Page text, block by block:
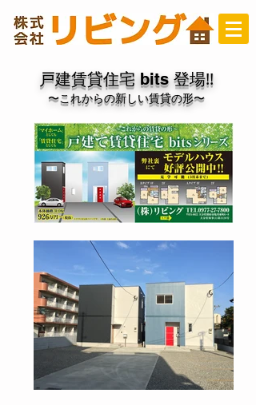
戸建賃貸住宅bits 登場!!
〜これからの新しい賃貸の形〜